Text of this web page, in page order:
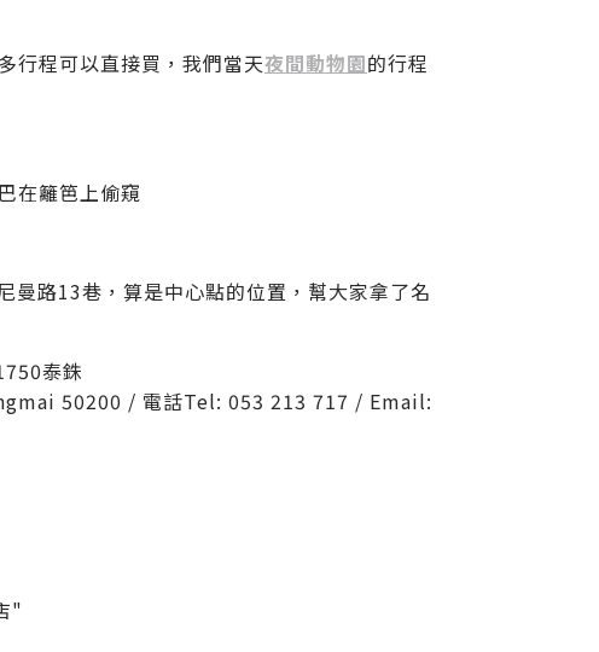
行程可以直接買，我們當天夜間動物園的行程
在籬笆上偷窺
路13巷，算是中心點的位置，幫大家拿了名
泰銖
50200 / 電話Tel: 053 213 717 / Email:
"